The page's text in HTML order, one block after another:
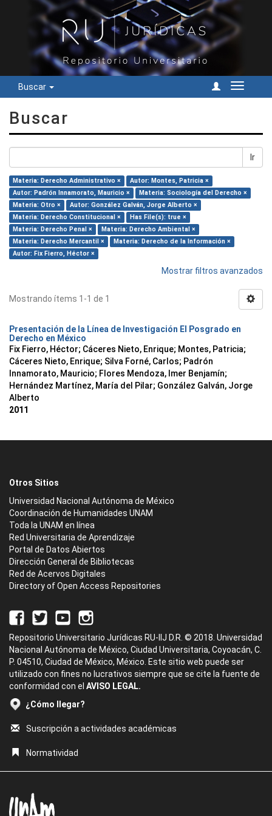
Buscar
Cambiar
Buscar
Ir
Materia: Derecho Administrativo ×
Autor: Montes, Patricia ×
Autor: Padrón Innamorato, Mauricio ×
Materia: Sociología del Derecho ×
Materia: Otro ×
Autor: González Galván, Jorge Alberto ×
Materia: Derecho Constitucional ×
Has File(s): true ×
Materia: Derecho Penal ×
Materia: Derecho Ambiental ×
Materia: Derecho Mercantil ×
Materia: Derecho de la Información ×
Autor: Fix Fierro, Héctor ×
Mostrar filtros avanzados
Mostrando ítems 1-1 de 1
Presentación de la Línea de Investigación El Posgrado en
Derecho en México
Fix Fierro, Héctor; Cáceres Nieto, Enrique; Montes, Patricia;
Cáceres Nieto, Enrique; Silva Forné, Carlos; Padrón
Innamorato, Mauricio; Flores Mendoza, Imer Benjamín;
Hernández Martínez, María del Pilar; González Galván, Jorge
Alberto
2011
Otros Sitios
Universidad Nacional Autónoma de México
Coordinación de Humanidades UNAM
Toda la UNAM en línea
Red Universitaria de Aprendizaje
Portal de Datos Abiertos
Dirección General de Bibliotecas
Red de Acervos Digitales
Directory of Open Access Repositories
Repositorio Universitario Jurídicas RU-IIJ D.R. © 2018. Universidad
Nacional Autónoma de México, Ciudad Universitaria, Coyoacán, C.
P. 04510, Ciudad de México, México. Este sitio web puede ser
utilizado con fines no lucrativos siempre que se cite la fuente de
conformidad con el AVISO LEGAL.
¿Cómo llegar?
Suscripción a actividades académicas
Normatividad